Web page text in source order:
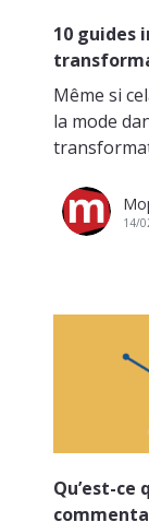
10 guides
Même si
la mode
14/
Qu’est-ce